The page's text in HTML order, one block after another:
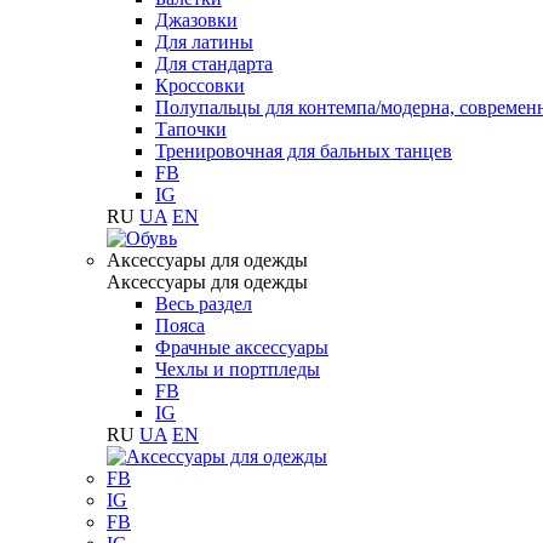
Джазовки
Для латины
Для стандарта
Кроссовки
Полупальцы для контемпа/модерна,
Тапочки
Тренировочная для бальных танцев
FB
IG
RU UA EN
Аксессуары для одежды
Аксессуары для одежды
Весь раздел
Пояса
Фрачные аксессуары
Чехлы и портпледы
FB
IG
RU UA EN
FB
IG
FB